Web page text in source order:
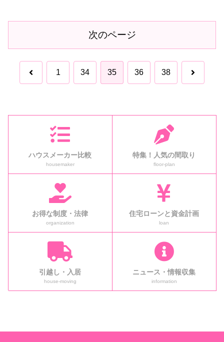
次のページ
前 1 34 35 36 38 次
ハウスメーカー比較
housemaker
特集！人気の間取り
floor-plan
お得な制度・法律
organization
住宅ローンと資金計画
loan
引越し・入居
house-moving
ニュース・情報収集
information